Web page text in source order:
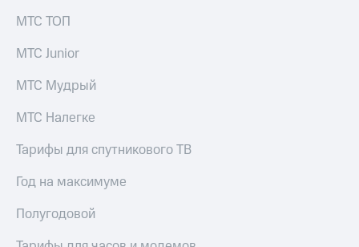
МТС ТОП
МТС Junior
МТС Мудрый
МТС Налегке
Тарифы для спутникового ТВ
Год на максимуме
Полугодовой